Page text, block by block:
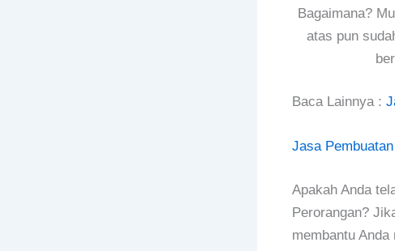
Bagaimana?
atas pun
Baca Lainnya :
Jasa
Apakah Anda
Perorangan?
membantu